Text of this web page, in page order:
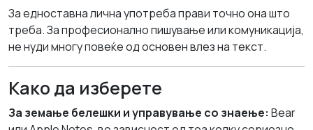
За едноставна лична употреба прави точно она што
треба. За професионално пишување или комуникација,
не нуди многу повеќе од основен влез на текст.
Како да изберете
За земање белешки и управување со знаење: Bear